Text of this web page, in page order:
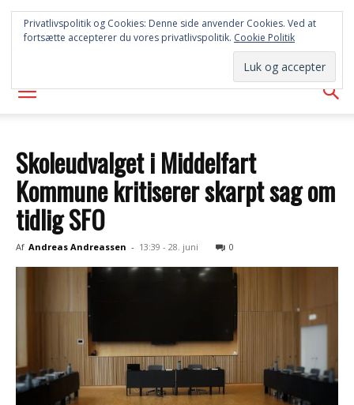
SYD
AVISEN
Skoleudvalget i Middelfart
Kommune kritiserer skarpt sag om
tidlig SFO
Af Andreas Andreassen - 13:39 - 28. juni 0
Privatlivspolitik og Cookies: Denne side anvender Cookies. Ved at
fortsætte accepterer du vores privatlivspolitik. Cookie Politik